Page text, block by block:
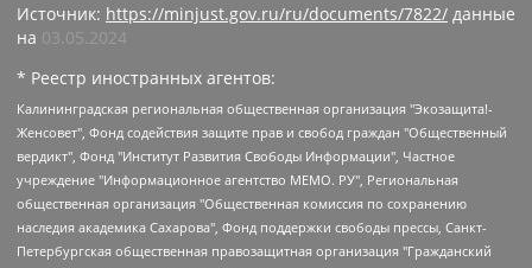
Источник: https://minjust.gov.ru/ru/documents/7822/ данные
на 03.05.2024
* Реестр иностранных агентов:
Калининградская региональная общественная организация "Экозащита!-Женсовет", Фонд содействия защите прав и свобод граждан "Общественный вердикт", Фонд "Институт Развития Свободы Информации", Частное учреждение "Информационное агентство МЕМО. РУ", Региональная общественная организация "Общественная комиссия по сохранению наследия академика Сахарова", Фонд поддержки свободы прессы, Санкт-Петербургская общественная правозащитная организация "Гражданский контроль", Межрегиональная общественная организация "Информационно-просветительский центр "Мемориал", Региональный Фонд "Центр Защиты Прав Средств Массовой Информации", с 05.12.2023 Фонд "Центр Защиты Прав Средств массовой информации", Региональная общественная благотворительная организация помощи беженцам и мигрантам "Гражданское содействие", Негосударственное образовательное учреждение дополнительного профессионального образования (повышение квалификации) специалистов "АКАДЕМИЯ ПО ПРАВАМ ЧЕЛОВЕКА", Свердловская региональная общественная организация "Сутяжник", Автономная некоммерческая организация "Центр независимых социологических исследований", Союз общественных объединений "Российский исследовательский центр по правам человека", Региональное общественное учреждение научно-информационный центр "МЕМОРИАЛ", Некоммерческая организация "Фонд защиты гласности", Автономная некоммерческая организация "Институт прав человека", Городская общественная организация "Екатеринбургское общество "МЕМОРИАЛ", Городская общественная организация "Рязанское историко-просветительское и правозащитное общество "Мемориал" (Рязанский Мемориал), Челябинский региональный орган общественной самодеятельности – женское общественное объединение "Женщины Евразии", Челябинский региональный орган общественной самодеятельности "Уральская правозащитная группа", Фонд содействия защите здоровья и социальной справедливости имени Андрея Рылькова, Автономная Некоммерческая Организация "Аналитический Центр Юрия Левады", Автономная некоммерческая организация социальной поддержки населения "Проект Апрель", Региональная общественная организация помощи женщинам и детям, находящимся в кризисной ситуации "Информационно-методический центр "Анна", Фонд содействия развитию массовых коммуникаций и правовому просвещению "Так-так-Так", Фонд содействия устойчивому развитию "Серебряная тайга", Свердловский региональный общественный фонд социальных проектов "Новое время", "Idel.Реалии", Кавказ.Реалии, Крым.Реалии, Телеканал Настоящее Время, Татаро-башкирская служба Радио Свобода (Azatliq Radiosi), Радио Свободная Европа/Радио Свобода (PCE/PC), "Сибирь.Реалии", "Фактограф", Благотворительный фонд помощи осужденным и их семьям, Автономная некоммерческая организация "Институт глобализации и социальных движений", Фонд "В защиту прав заключенных", Частное учреждение "Центр поддержки и содействия развитию средств массовой информации", Пензенский региональный общественный благотворительный фонд "Гражданский союз", "Север.Реалии", Некоммерческая организация Фонд "Правовая инициатива", Общество с ограниченной ответственностью "Радио Свободная Европа/Радио Свобода", Чешское информационное агентство "MEDIUM-ORIENT", Красноярская региональная общественная организация "Мы против СПИДа", Камалягин Денис Николаевич, Маркелов Сергей Евгеньевич, Пономарев Лев Александрович, Савицкая Людмила Алексеевна, Автономная некоммерческая организация "Центр по работе с проблемой насилия "НАСИЛИЮ.НЕТ", Межрегиональный профессиональный союз работников здравоохранения "Альянс врачей", Юридическое лицо, зарегистрированное в Латвийской Республике, SIA "Medusa Project" (регистрационный номер 40103797863, дата регистрации 10.06.2014), Некоммерческая организация "Фонд по борьбе с коррупцией", Автономная некоммерческая организация "Институт права и публичной политики", Баданин Роман Сергеевич, Гликин Максим Александрович, Железнова Мария Михайловна, Лукьянова Юлия Сергеевна, Маетная Елизавета Витальевна, Маняхин Петр Борисович, Чуракова Ольга Владимировна, Ярош Юлия Петровна, Юридическое лицо "The Insider SIA", зарегистрированное в Риге, Латвийская Республика (дата регистрации 26.06.2015), являющееся администратором доменного имени интернет-издания "The Insider SIA", https://theins.ru, Постернак Алексей Евгеньевич, Рубин Михаил Аркадьевич, Анин Роман Александрович, Юридическое лицо Istories fonds, зарегистрированное в Латвийской Республике (регистрационный номер 50008295751, дата регистрации 24.02.2020), Великовский Дмитрий Александрович, Долинина Ирина Николаевна, Мароховская Алеся Алексеевна, Шлейнов Роман Юрьевич, Шмагун Олеся Валентиновна, Общество с ограниченной ответственностью "Альтаир 2021", Общество с ограниченной ответственностью "Вега 2021", Общество с ограниченной ответственностью "Главный редактор 2021", Общество с ограниченной ответственностью "Ромашки монолит", Важенков Артем Валерьевич, Ивановская областная общественная организация "Центр гендерных исследований", Гурман Юрий Альбертович, Медиапроект "ОВД-Инфо", Егоров Владимир Владимирович, Жилинский Владимир Александрович, Общество с ограниченной ответственностью "ЗП", Иванова София Юрьевна, Карезина Инна Павловна, Кильтау Екатерина Викторовна, Петров Алексей Викторович, Пискунов Сергей Евгеньевич, Смирнов Сергей Сергеевич, Тихонов Михаил Сергеевич, Общество с ограниченной ответственностью "ЖУРНАЛИСТ-ИНОСТРАННЫЙ АГЕНТ", Арапова Галина Юрьевна, Вольтская Татьяна Анатольевна, Американская компания "Mason G.E.S. Anonymous Foundation" (США), являющаяся владельцем интернет-издания https://mnews.world/, Компания "Stichting Bellingcat", зарегистрированная в Нидерландах (дата регистрации 11.07.2018), Захаров Андрей Вячеславович, Клепиковская Екатерина Дмитриевна, Общество с ограниченной ответственностью "МЕМО", Перл Роман Александрович, Симонов Евгений Алексеевич, Соловьева Елена Анатольевна, Сотников Даниил Владимирович, Сурначева Елизавета Дмитриевна, Автономная некоммерческая организация по защите прав человека и информированию населения "Якутия – Наше Мнение", Общество с ограниченной ответственностью "Москоу диджитал медиа", с 26.01.2023 Общество с ограниченной ответственностью "Чайка Белые сады", Ветошкина Валерия Валерьевна, Заговора Максим Александрович, Межрегиональное общественное движение "Российская ЛГБТ - сеть", Оленичев Максим Владимирович, Павлов Иван Юрьевич, Скворцова Елена Сергеевна, Общество с ограниченной ответственностью "Как бы инагент", Кочетков Игорь Викторович, Общество с ограниченной ответственностью "Честные выборы", Еланчик Олег Александрович, Общество с ограниченной ответственностью "Нобелевский призыв", Гималова Регина Эмилевна, Григорьев Андрей Валерьевич, Григорьева Алина Александровна, Ассоциация по содействию защите прав призывников, альтернативнослужащих и военнослужащих "Правозащитная группа "Гражданин.Армия.Право", Хисамова Регина Фаритовна, Автономная некоммерческая организация по реализации социально-правовых программ "Лилит", Дальневосточное общественное движение "Маяк", Санкт-Петербургская ЛГБТ-инициативная группа "Выход", Инициативная группа ЛГБТ+ "Реверс", Алексеев Андрей Викторович, Бекбулатова Таисия Львовна, Беляев Иван Михайлович, Владыкина Елена Сергеевна, Гельман Марат Александрович, Никульшина Вероника Юрьевна, Толоконникова Надежда Андреевна, Шендерович Виктор Анатольевич, Общество с ограниченной ответственностью "Данное сообщение", Общество с ограниченной ответственностью Издательский дом "Новая глава", Айнбиндер Александра Александровна, Московский комьюнити-центр для ЛГБТ+инициатив, Благотворительный фонд развития филантропии, Deutsche Welle (Германия, Kurt-Schumacher-Strasse 3, 53113 Bonn), Борзунова Мария Михайловна, Воробьев Виктор Викторович, Голубева Анна Львовна, Константинова Алла Михайловна, Малкова Ирина Владимировна, Мурадов Мурад Абдулгалимович, Осетинская Елизавета Николаевна, Понасенков Евгений Николаевич, Ганапольский Матвей Юрьевич, Киселев Евгений Алексеевич, Борухович Ирина Григорьевна, Дремин Иван Тимофеевич, Дубровский Дмитрий Викторович, Красноярская региональная общественная организация поддержки и развития альтернативных образовательных технологий и межкультурных коммуникаций "ИНТЕРРА", Маяковская Екатерина Алексеевна, Фейгин Марк Захарович, Филимонов Андрей Викторович, Дзугкоева Регина Николаевна, Доброхотов Роман Александрович, Дудь Юрий Александрович, Елкин Сергей Владимирович, Кругликов Кирилл Игоревич, Сабунаева Мария Леонидовна, Семенов Алексей Владимирович, Шаинян Карен Багратович, Шульман Екатерина Михайловна, Асафьев Артур Валерьевич, Вахштайн Виктор Семенович, Венедиктов Алексей Алексеевич, Лушникова Екатерина Евгеньевна, Волков Леонид Михайлович, Невзоров Александр Глебович, Пархоменко Сергей Борисович, Сироткин Ярослав Николаевич, Кара-Мурза Владимир Владимирович, Баранова Наталья Владимировна, Гозман Леонид Яковлевич, Кагарлицкий Борис Юльевич, Климарев Михаил Валерьевич, Милов Владимир Станиславович, Автономная некоммерческая организация Краснодарский центр современного искусства "Типография", Моргенштерн Алишер Тагирович, Соболь Любовь Эдуардовна, Общество с ограниченной ответственностью "ЛИЗА НОРМ", Каспаров Гарри Кимович, Ходорковский Михаил Борисович, Общество с ограниченной ответственностью "Апрельские тезисы", Данилович Ирина Брониславовна, Кашин Олег Владимирович, Петров Николай Владимирович, Пивоваров Алексей Владимирович, Соколов Михаил Владимирович, Цветкова Юлия Владимировна, Чичваркин Евгений Александрович, Комитет против пыток/Команда против пыток, Общество с ограниченной ответственностью "Первый научный", Общество с ограниченной ответственностью "Вертолет и ко", Белоцерковская Вероника Борисовна, Кац Максим Евгеньевич, Лазарева Татьяна Юрьевна, Шаведдинов Руслан Табризович, Яшин Илья Валерьевич, Общество с ограниченной ответственностью "Иноагент ААВ", Алешковский Дмитрий Петрович, Альбац Евгения Марковна, Быков Дмитрий Львович, Галямина Юлия Евгеньевна, Лойко Сергей Леонидович, Мартынов Кирилл Константинович, Медведев Сергей Александрович, Крашенинников Федор Геннадиевич, Гордеева Катерина Вл